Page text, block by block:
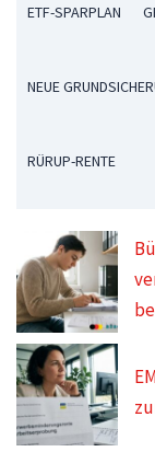
ETF-SPARPLAN
NEUE
RÜRUP-RENTE